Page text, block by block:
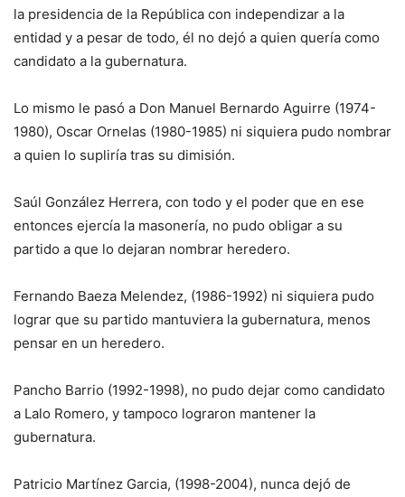
la presidencia de la República con independizar a la
entidad y a pesar de todo, él no dejó a quien quería como
candidato a la gubernatura.
Lo mismo le pasó a Don Manuel Bernardo Aguirre (1974-
1980), Oscar Ornelas (1980-1985) ni siquiera pudo nombrar
a quien lo supliría tras su dimisión.
Saúl González Herrera, con todo y el poder que en ese
entonces ejercía la masonería, no pudo obligar a su
partido a que lo dejaran nombrar heredero.
Fernando Baeza Melendez, (1986-1992) ni siquiera pudo
lograr que su partido mantuviera la gubernatura, menos
pensar en un heredero.
Pancho Barrio (1992-1998), no pudo dejar como candidato
a Lalo Romero, y tampoco lograron mantener la
gubernatura.
Patricio Martínez Garcia, (1998-2004), nunca dejó de